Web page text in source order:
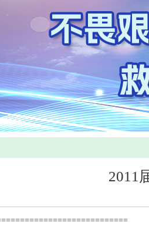
2011